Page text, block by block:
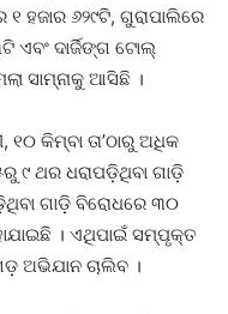
୧ ହଜାର ୬୨୯ଟି, ଗୁରାପାଲିରେ
ଏବଂ ଦାର୍ଜିଙ୍ଗ ଟୋଲ୍
ସାମ୍ନାକୁ ଆସିଛି ।
କିମ୍ବା ତା’ଠାରୁ ଅଧିକ
୯ ଥର ଧରାପଡ଼ିଥିବା ଗାଡ଼ି
ଗାଡ଼ି ବିରୋଧରେ ୩୦
। ଏଥିପାଇଁ ସମ୍ପୃକ୍ତ
ଅଭିଯାନ ଚାଲିବ ।